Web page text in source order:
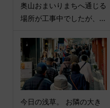
奥山おまいりまちへ通じる
場所が工事中でしたが、...
今日の浅草。 お隣の大き